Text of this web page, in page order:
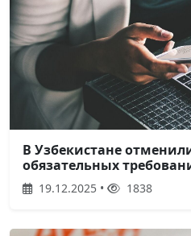
В Узбекистане
обязательных
19.12.2025 • 1838